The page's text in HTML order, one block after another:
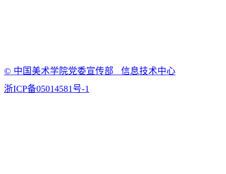
© 中国美术学院党委宣传部 信息技术中心
浙ICP备05014581号-1